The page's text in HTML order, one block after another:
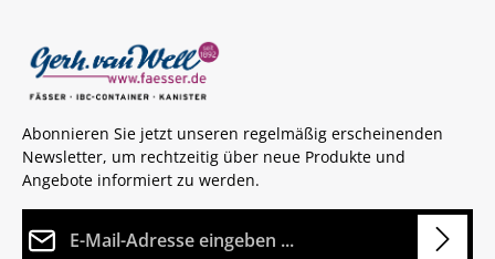
Abonnieren Sie jetzt unseren regelmäßig erscheinenden
Newsletter, um rechtzeitig über neue Produkte und
Angebote informiert zu werden.